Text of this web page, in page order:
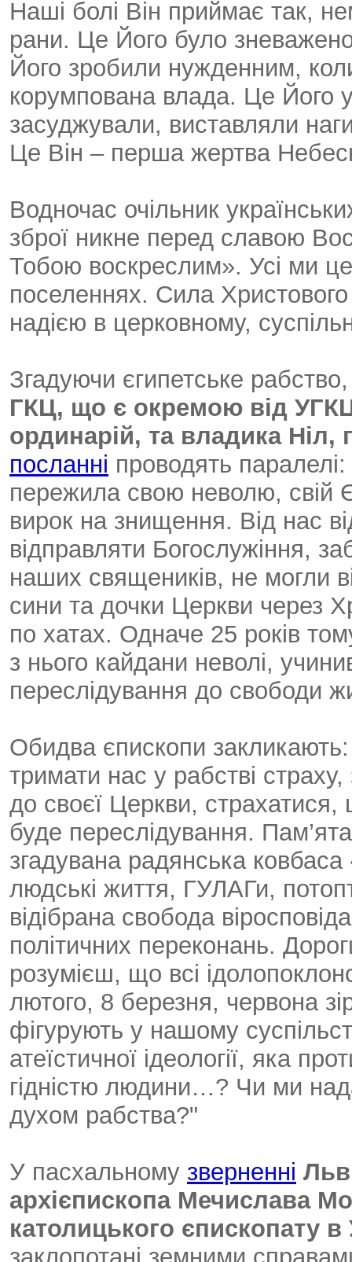
Наші болі Він приймає так,
рани. Це Його було
Його зробили нужденним,
корумпована влада. Це Його
засуджували, виставляли
Це Він – перша жертва
Водночас очільник
зброї никне перед славою
Тобою воскреслим». Усі ми це
поселеннях. Сила
надією в церковному,
Згадуючи єгипетське
ГКЦ, що є окремою від
ординарій, та владика Ніл,
посланні проводять
пережила свою неволю, свій
вирок на знищення. Від нас
відправляти Богослужіння,
наших священиків, не могли
сини та дочки Церкви через
по хатах. Одначе 25 років
з нього кайдани неволі,
переслідування до свободи
Обидва єпископи
тримати нас у рабстві
до своєї Церкви, страхатися,
буде переслідування.
згадувана радянська
людські життя, ГУЛАГи,
відібрана свобода
політичних переконань.
розумієш, що всі
лютого, 8 березня, червона
фігурують у нашому
атеїстичної ідеології, яка
гідністю людини…? Чи ми
духом рабства?"
У пасхальному зверненні
архієпископа Мечислава
католицького єпископату в